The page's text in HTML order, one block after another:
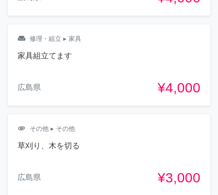
weekend 修理・組立 ▸ 家具
家具組立てます
広島県 ¥4,000
attachment その他 ▸ その他
草刈り、木を切る
広島県 ¥3,000